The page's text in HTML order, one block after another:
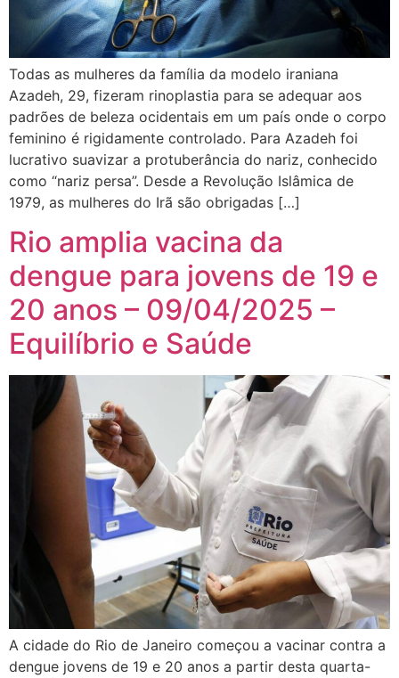
Todas as mulheres da família da modelo iraniana
Azadeh, 29, fizeram rinoplastia para se adequar aos
padrões de beleza ocidentais em um país onde o corpo
feminino é rigidamente controlado. Para Azadeh foi
lucrativo suavizar a protuberância do nariz, conhecido
como “nariz persa”. Desde a Revolução Islâmica de
1979, as mulheres do Irã são obrigadas […]
Rio amplia vacina da
dengue para jovens de 19 e
20 anos – 09/04/2025 –
Equilíbrio e Saúde
A cidade do Rio de Janeiro começou a vacinar contra a
dengue jovens de 19 e 20 anos a partir desta quarta-